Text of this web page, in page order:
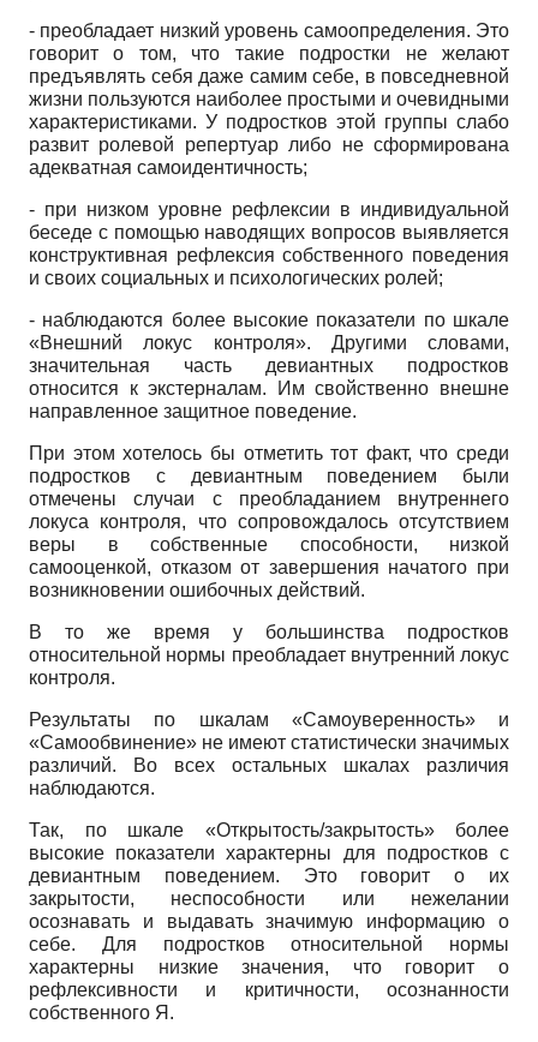
- преобладает низкий уровень самоопределения. Это
говорит о том, что такие подростки не желают
предъявлять себя даже самим себе, в повседневной
жизни пользуются наиболее простыми и очевидными
характеристиками. У подростков этой группы слабо
развит ролевой репертуар либо не сформирована
адекватная самоидентичность;
- при низком уровне рефлексии в индивидуальной
беседе с помощью наводящих вопросов выявляется
конструктивная рефлексия собственного поведения
и своих социальных и психологических ролей;
- наблюдаются более высокие показатели по шкале
«Внешний локус контроля». Другими словами,
значительная часть девиантных подростков
относится к экстерналам. Им свойственно внешне
направленное защитное поведение.
При этом хотелось бы отметить тот факт, что среди
подростков с девиантным поведением были
отмечены случаи с преобладанием внутреннего
локуса контроля, что сопровождалось отсутствием
веры в собственные способности, низкой
самооценкой, отказом от завершения начатого при
возникновении ошибочных действий.
В то же время у большинства подростков
относительной нормы преобладает внутренний локус
контроля.
Результаты по шкалам «Самоуверенность» и
«Самообвинение» не имеют статистически значимых
различий. Во всех остальных шкалах различия
наблюдаются.
Так, по шкале «Открытость/закрытость» более
высокие показатели характерны для подростков с
девиантным поведением. Это говорит о их
закрытости, неспособности или нежелании
осознавать и выдавать значимую информацию о
себе. Для подростков относительной нормы
характерны низкие значения, что говорит о
рефлексивности и критичности, осознанности
собственного Я.